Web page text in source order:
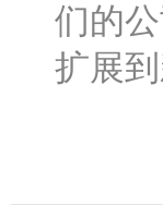
们的
扩展